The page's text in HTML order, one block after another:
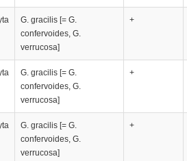
G. gracilis [= G.
confervoides, G.
verrucosa]
+
G. gracilis [= G.
confervoides, G.
verrucosa]
+
G. gracilis [= G.
confervoides, G.
verrucosa]
+